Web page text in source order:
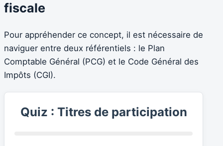
fiscale
Pour appréhender ce concept, il est nécessaire de
naviguer entre deux référentiels : le Plan
Comptable Général (PCG) et le Code Général des
Impôts (CGI).
Quiz : Titres de participation